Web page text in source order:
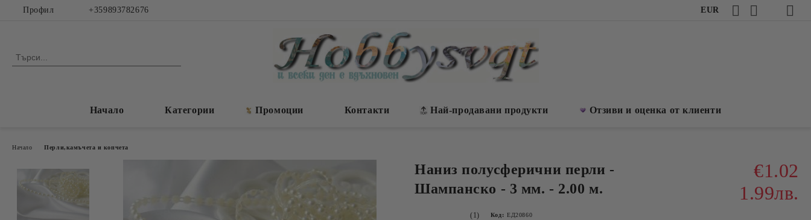
Профил +359893782676 EUR
Начало Категории Промоции Контакти Най-продавани продукти Отзиви и оценка от клиенти
Начало Перли,камъчета и копчета
Наниз полусферични перли -
Шампанско - 3 мм. - 2.00 м.
€1.02
1.99лв.
(1) Код: ЕД20860